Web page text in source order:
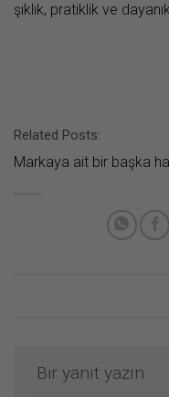
şıklık, pratiklik ve
Related Posts:
Markaya ait bir başka
Bir yanıt yazın